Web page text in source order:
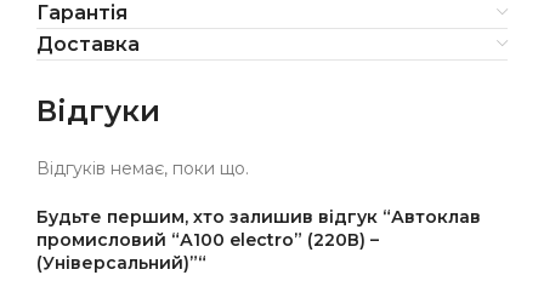
Гарантія
Доставка
Відгуки
Відгуків немає, поки що.
Будьте першим, хто залишив відгук “Автоклав
промисловий “А100 electro” (220В) –
(Універсальний)”“